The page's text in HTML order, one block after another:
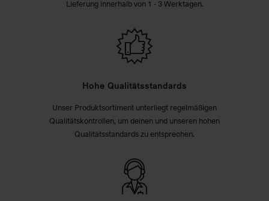
Lieferung innerhalb von 1 - 3 Werktagen.
Hohe Qualitätsstandards
Unser Produktsortiment unterliegt regelmäßigen
Qualitätskontrollen, um deinen und unseren hohen
Qualitätsstandards zu entsprechen.